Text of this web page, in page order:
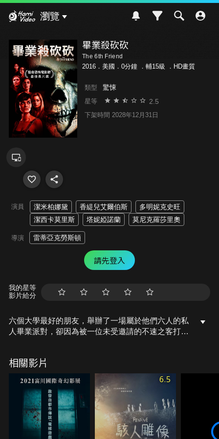
瀏覽
畢業殺砍砍
The 6th Friend
2016．美國．0分鐘 ． 輔15級 ．HD畫質
類型 驚悚
星等 2.5
下架時間 2028年12月31日
演員 潔米柏娜黛 香緹兒艾爾伯斯
多明妮克史旺
潔西卡莫里斯
塔妮婭諾蘭 莫尼克羅莎里奧
導演 雷蒂亞克勞斯頓
請先登入
我的星等
影片給分
六個大學最好的朋友，舉辦了一場屬於他們六人的私
人畢業派對，卻因為被一位未受邀請的不速之客打擾
相關影片
6.5